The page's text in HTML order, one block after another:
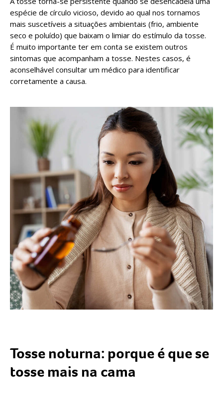
espécie de círculo vicioso, devido ao qual nos tornamos
mais suscetíveis a situações ambientais (frio, ambiente
seco e poluído) que baixam o limiar do estímulo da tosse.
É muito importante ter em conta se existem outros
sintomas que acompanham a tosse. Nestes casos, é
aconselhável consultar um médico para identificar
corretamente a causa.
Tosse noturna: porque é que se
tosse mais na cama